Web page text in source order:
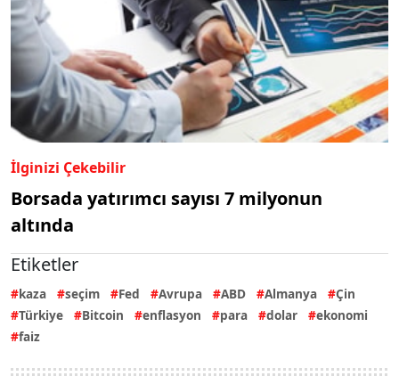
İlginizi Çekebilir
Borsada yatırımcı sayısı 7 milyonun
altında
Etiketler
kaza seçim Fed Avrupa ABD Almanya
Çin
Türkiye
Bitcoin enflasyon para dolar
ekonomi
faiz